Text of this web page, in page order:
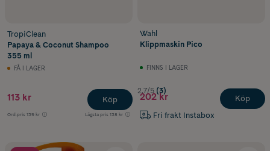
TropiClean
Papaya & Coconut Shampoo
355 ml
FÅ I LAGER
113 kr
Ord.pris 139 kr Lägsta pris 138 kr
Köp
Wahl
Klippmaskin Pico
FINNS I LAGER
2.7/5 (3)
202 kr
Fri frakt Instabox
Köp